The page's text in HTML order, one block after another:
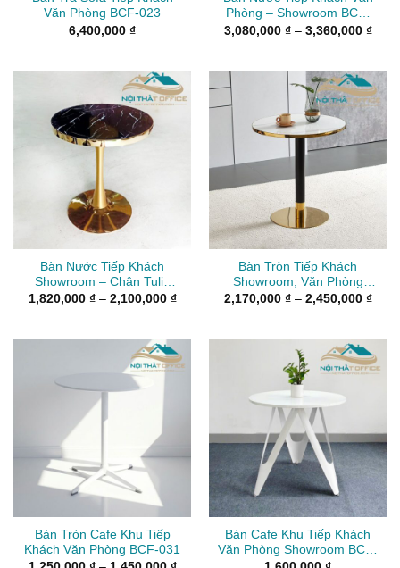
Văn Phòng BCF-023
6,400,000 ₫
Phòng – Showroom BCF-
019
3,080,000 ₫ – 3,360,000 ₫
Bàn Nước Tiếp Khách
Showroom – Chân Tulip
GCF-014
1,820,000 ₫ – 2,100,000 ₫Khoảng
2,100,000 ₫
Bàn Tròn Tiếp Khách
Showroom, Văn Phòng
BCF-020
2,170,000 ₫ – 2,450,000 ₫
Bàn Tròn Cafe Khu Tiếp
Khách Văn Phòng BCF-031
Bàn Cafe Khu Tiếp Khách
Văn Phòng Showroom BCF-
030